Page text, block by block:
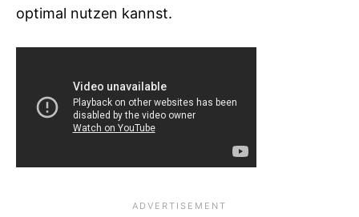
optimal nutzen kannst.